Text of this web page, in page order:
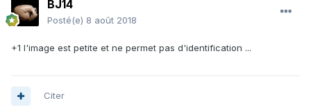
BJ14
Posté(e) 8 août 2018
+1 l'image est petite et ne permet pas d'identification ...
Citer